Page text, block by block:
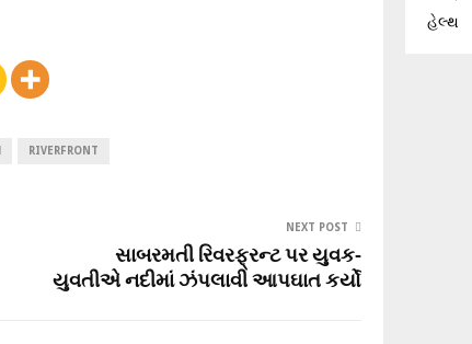
RIVERFRONT
NEXT POST
સાબરમતી રિવરફ્રન્ટ પર યુવક-
યુવતીએ નદીમાં ઝંપલાવી આપઘાત કર્યો
હેલ્થ